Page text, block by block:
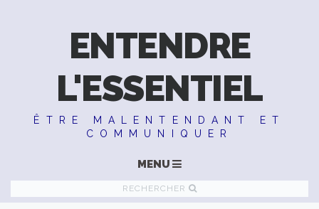
ENTENDRE
L'ESSENTIEL
ÊTRE MALENTENDANT ET
COMMUNIQUER
MENU
RECHERCHER